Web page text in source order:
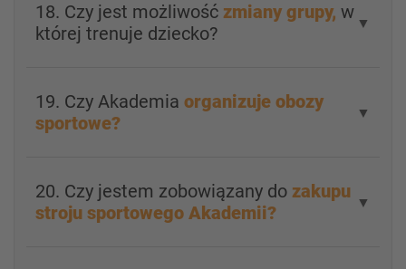
18. Czy jest możliwość zmiany grupy, w
której trenuje dziecko?
▼
19. Czy Akademia organizuje obozy
sportowe?
▼
20. Czy jestem zobowiązany do zakupu
stroju sportowego Akademii?
▼